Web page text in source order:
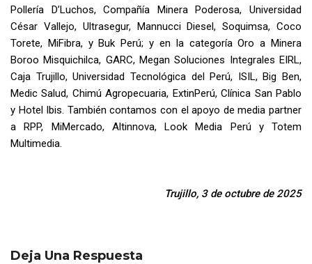
Pollería D’Luchos, Compañía Minera Poderosa, Universidad
César Vallejo, Ultrasegur, Mannucci Diesel, Soquimsa, Coco
Torete, MiFibra, y Buk Perú; y en la categoría Oro a Minera
Boroo Misquichilca, GARC, Megan Soluciones Integrales EIRL,
Caja Trujillo, Universidad Tecnológica del Perú, ISIL, Big Ben,
Medic Salud, Chimú Agropecuaria, ExtinPerú, Clínica San Pablo
y Hotel Ibis. También contamos con el apoyo de media partner
a RPP, MiMercado, Altinnova, Look Media Perú y Totem
Multimedia.
Trujillo, 3 de octubre de 2025
Deja Una Respuesta